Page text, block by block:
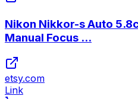
Nikon Nikkor-s Auto
Manual Focus ...
etsy.com
Link